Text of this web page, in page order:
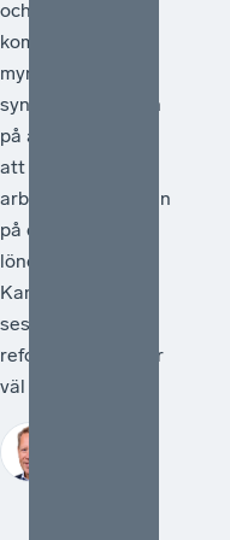
och med 1 juli
kommer statliga
myndigheter
synliggöra skatten
på arbete genom
att redovisa
arbetsgivaravgiften
på de anställdas
lönebesked.
Kanske kan detta
ses som en liten
reform, men den är
väl så viktig.